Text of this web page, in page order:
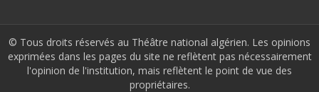
© Tous droits réservés au Théâtre national algérien. Les opinions
exprimées dans les pages du site ne reflètent pas nécessairement
l'opinion de l'institution, mais reflètent le point de vue des
propriétaires.